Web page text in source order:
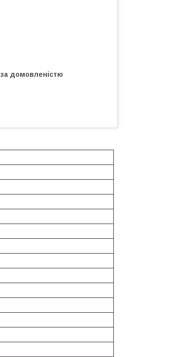
за домовленістю